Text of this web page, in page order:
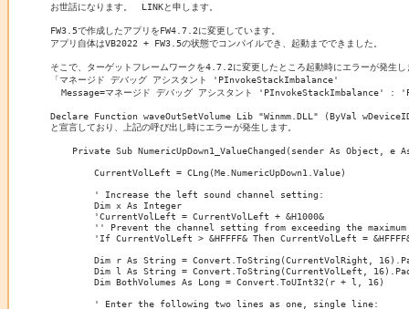
お世話になります。　LINKと申します。
FW3.5で作成したアプリをFW4.7.2に変更しています。
アプリ自体はVB2022 + FW3.5の状態でコンパイルでき、起動までできました。
そこで、ターゲットフレームワークを4.7.2に変更したところ起動時にエラーが発生し
「マネージド デバッグ アシスタント 'PInvokeStackImbalance'
Message=マネージド デバッグ アシスタント 'PInvokeStackImbalance' :
Declare Function waveOutSetVolume Lib "Winmm.DLL" (ByVal
と宣言しており、上記の呼び出し時にエラーが発生します。
Private Sub NumericUpDown1_ValueChanged(sender As Object, e
        CurrentVolLeft = CLng(Me.NumericUpDown1.Value)
        ' Increase the left sound channel setting:
        Dim x As Integer
        'CurrentVolLeft = CurrentVolLeft + &H1000&
'' Prevent the channel setting from exceeding the maximum
'If CurrentVolLeft > &HFFFF& Then CurrentVolLeft =
Dim r As String = Convert.ToString(CurrentVolRight,
Dim l As String = Convert.ToString(CurrentVolLeft,
        Dim BothVolumes As Long = Convert.ToUInt32(r + l, 16)
        ' Enter the following two lines as one, single line: